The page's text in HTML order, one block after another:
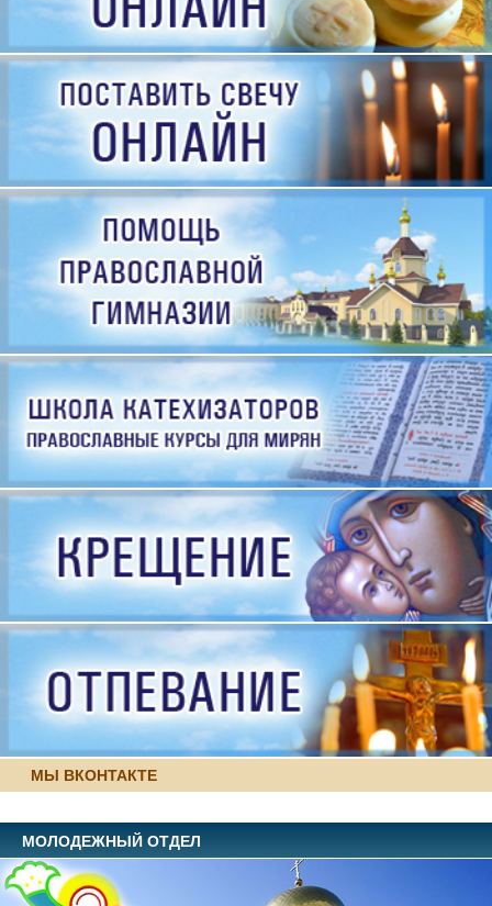
МЫ ВКОНТАКТЕ
МОЛОДЕЖНЫЙ ОТДЕЛ